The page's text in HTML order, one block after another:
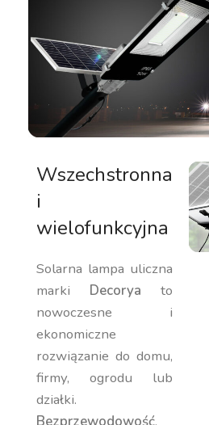
Wszechstronna
i
wielofunkcyjna
Solarna lampa uliczna
marki Decorya to
nowoczesne i
ekonomiczne
rozwiązanie do domu,
firmy, ogrodu lub
działki.
Bezprzewodowość,